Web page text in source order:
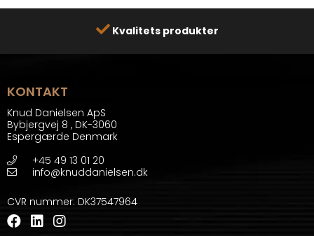
Kvalitets produkter
KONTAKT
Knud Danielsen ApS
Bybjergvej 8 , DK-3060
Espergærde Denmark
+45 49 13 01 20
info@knuddanielsen.dk
CVR nummer: DK37547964